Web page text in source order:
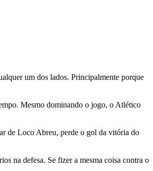
um dos lados. Principalmente porque
Mesmo dominando o jogo, o Atlético
de Loco Abreu, perde o gol da vitória do
na defesa. Se fizer a mesma coisa contra o